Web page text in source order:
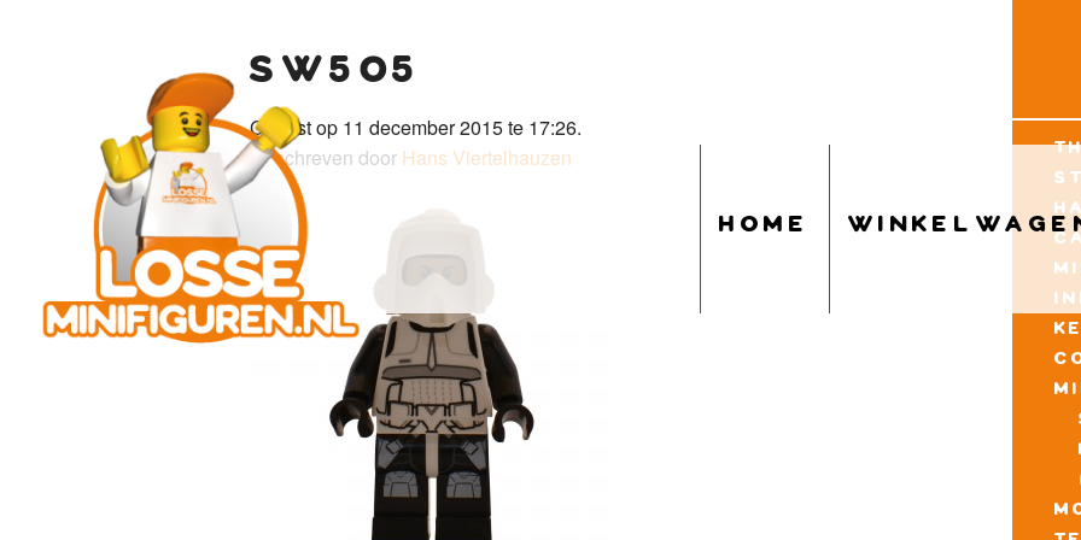
home
sw505
Gepost op 11 december 2015 te 17:26.
Geschreven door Hans Viertelhauzen